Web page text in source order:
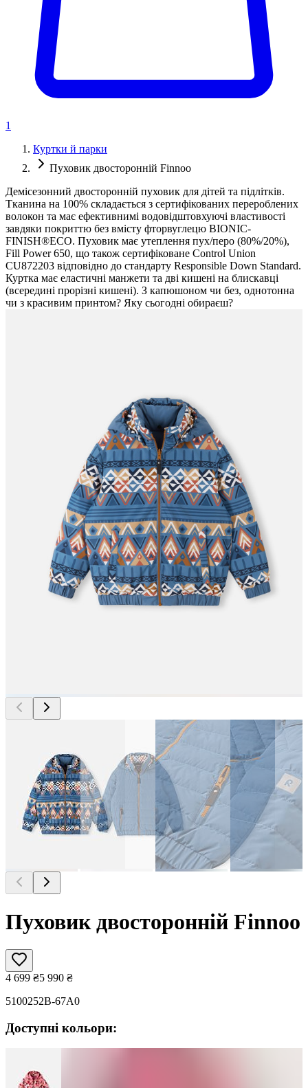
1
Куртки й парки
Пуховик двосторонній Finnoo
Демісезонний двосторонній пуховик для дітей та підлітків.
Тканина на 100% складається з сертифікованих перероблених
волокон та має ефективнимі водовідштовхуючі властивості
завдяки покриттю без вмісту фторвуглецю BIONIC-
FINISH®ECO. Пуховик має утеплення пух/перо (80%/20%),
Fill Power 650, що також сертифіковане Control Union
CU872203 відповідно до стандарту Responsible Down Standard.
Куртка має еластичні манжети та дві кишені на блискавці
(всередині прорізні кишені). З капюшоном чи без, однотонна
чи з красивим принтом? Яку сьогодні обираєш?
Пуховик двосторонній Finnoo
4 699 ₴5 990 ₴
5100252B-67A0
Доступні кольори: